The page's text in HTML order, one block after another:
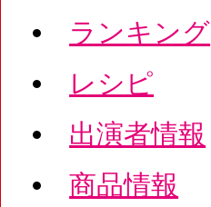
ランキング
レシピ
出演者情報
商品情報